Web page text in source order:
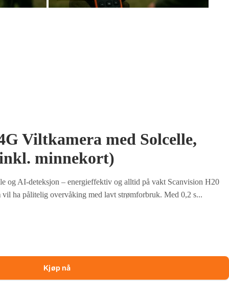
Viltkamera med Solcelle,
minnekort)
og AI-deteksjon – energieffektiv og alltid på vakt Scanvision H20
vil ha pålitelig overvåking med lavt strømforbruk. Med 0,2 s...
Kjøp nå